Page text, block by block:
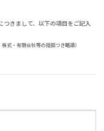
つきまして、以下の項目をご記入
式・有限会社等の括弧つき略語）